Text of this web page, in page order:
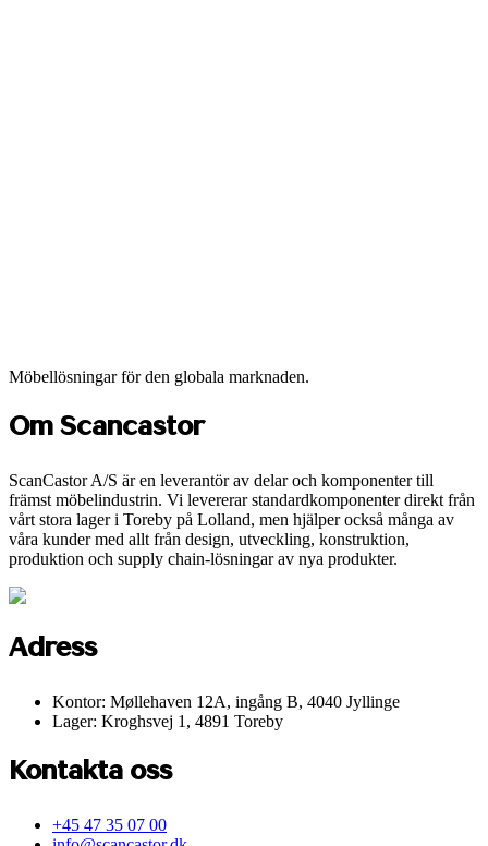
Möbellösningar för den globala marknaden.
Om Scancastor
ScanCastor A/S är en leverantör av delar och komponenter till
främst möbelindustrin. Vi levererar standardkomponenter direkt från
vårt stora lager i Toreby på Lolland, men hjälper också många av
våra kunder med allt från design, utveckling, konstruktion,
produktion och supply chain-lösningar av nya produkter.
Adress
Kontor: Møllehaven 12A, ingång B, 4040 Jyllinge
Lager: Kroghsvej 1, 4891 Toreby
Kontakta oss
+45 47 35 07 00